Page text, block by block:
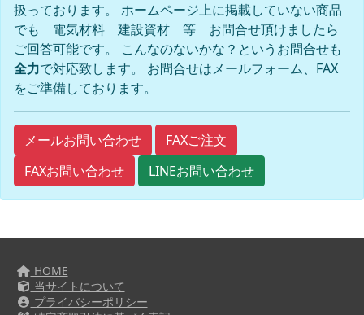
扱っております。 ホームページ上に掲載していない商品
でも 電気材料 建設資材 等 お問合せ頂けましたら
ご回答可能です。 こんなのないかな？というお問合せも
全力で対応致します。 お問合せはメールフォーム、FAX
をご準備しております。
メールお問い合わせ
FAXご注文
FAXお問い合わせ
LINEお問い合わせ
HOME
当サイトについて
プライバシーポリシー